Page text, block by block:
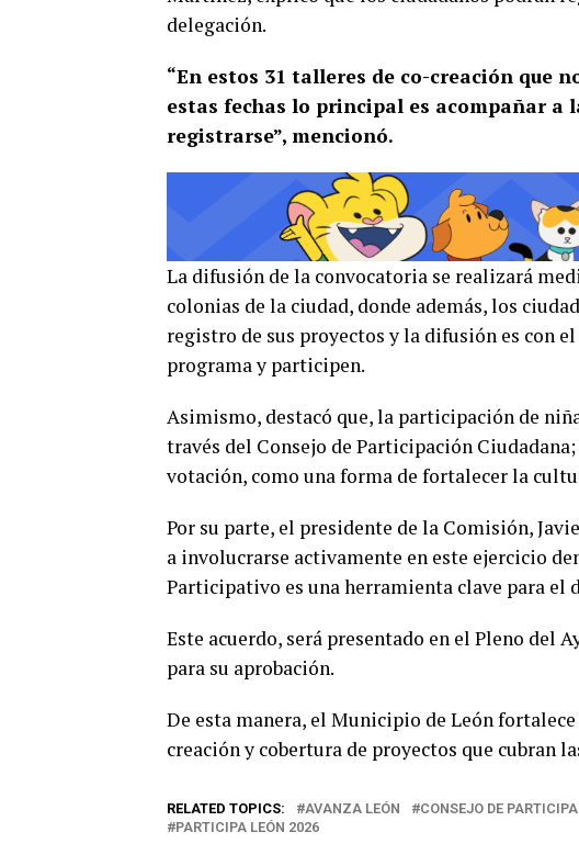
delegación.
“En estos 31 talleres de co-creación que
estas fechas lo principal es acompañar a
registrarse”, mencionó.
La difusión de la convocatoria se realizará
colonias de la ciudad, donde además, los
registro de sus proyectos y la difusión es con
programa y participen.
Asimismo, destacó que, la participación de
través del Consejo de Participación
votación, como una forma de fortalecer la
Por su parte, el presidente de la Comisión,
a involucrarse activamente en este ejercicio
Participativo es una herramienta clave para el
Este acuerdo, será presentado en el Pleno del
para su aprobación.
De esta manera, el Municipio de León
creación y cobertura de proyectos que cubran
RELATED TOPICS: AVANZA LEÓN CONSEJO DE
PARTICIPA LEÓN 2026